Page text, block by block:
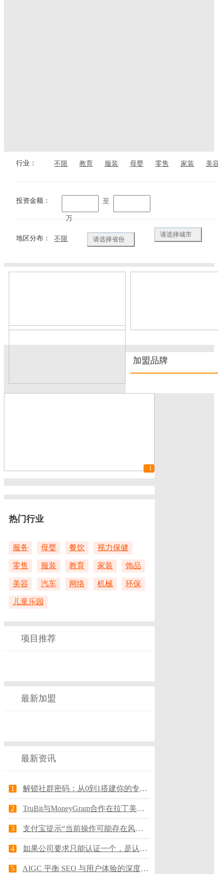
行业： 不限 教育 服装 母婴 零售 家装 美
投资金额： 至
万
地区分布： 不限 请选择省份
请选择城市
加盟品牌
1
热门行业
服务 母婴 餐饮 视力保健
零售 服装 教育 家装 饰品
美容 汽车 网络 机械 环保
儿童乐园
项目推荐
最新加盟
最新资讯
1 解锁社群密码：从0到1搭建你的专属部落
2 TruBit与MoneyGram合作在拉丁美洲推出全球跨境支付服
3 支付宝提示“当前操作可能存在风险，为保护资金安全，我们中断了此次操作”怎么办？
4 如果公司要求只能认证一个，是认证服务号好还是小程序？
5 AIGC 平衡 SEO 与用户体验的深度解决方案